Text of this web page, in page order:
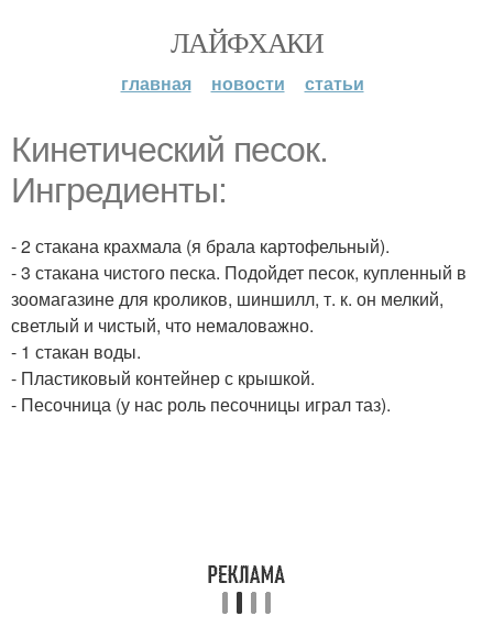
ЛАЙФХАКИ
главная новости статьи
Кинетический песок.
Ингредиенты:
- 2 стакана крахмала (я брала картофельный).
- 3 стакана чистого песка. Подойдет песок, купленный в
зоомагазине для кроликов, шиншилл, т. к. он мелкий,
светлый и чистый, что немаловажно.
- 1 стакан воды.
- Пластиковый контейнер с крышкой.
- Песочница (у нас роль песочницы играл таз).